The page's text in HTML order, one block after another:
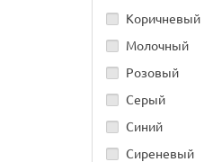
Коричневый
Молочный
Розовый
Серый
Синий
Сиреневый